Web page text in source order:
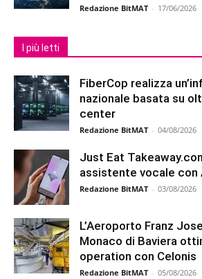
Redazione BitMAT - 17/06/2026
I più letti
FiberCop realizza
nazionale basata su
center
Redazione BitMAT - 04/08/2026
Just Eat
assistente vocale con
Redazione BitMAT - 03/08/2026
L’Aeroporto Franz
Monaco di Baviera
operation con Celonis
Redazione BitMAT - 05/08/2026